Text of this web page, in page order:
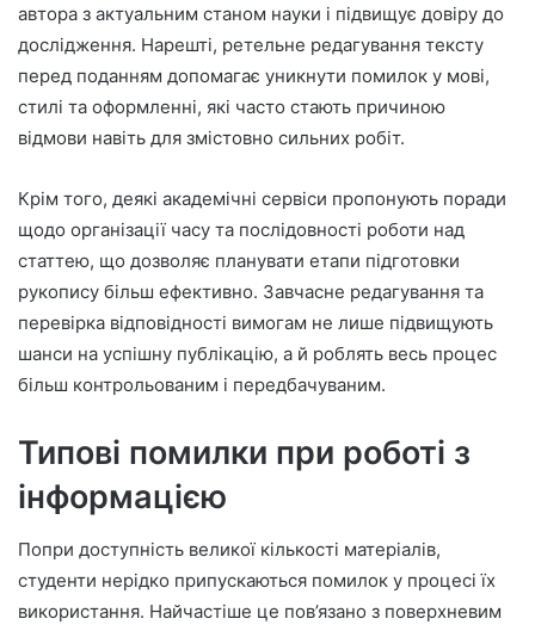
автора з актуальним станом науки і підвищує довіру до
дослідження. Нарешті, ретельне редагування тексту
перед поданням допомагає уникнути помилок у мові,
стилі та оформленні, які часто стають причиною
відмови навіть для змістовно сильних робіт.
Крім того, деякі академічні сервіси пропонують поради
щодо організації часу та послідовності роботи над
статтею, що дозволяє планувати етапи підготовки
рукопису більш ефективно. Завчасне редагування та
перевірка відповідності вимогам не лише підвищують
шанси на успішну публікацію, а й роблять весь процес
більш контрольованим і передбачуваним.
Типові помилки при роботі з
інформацією
Попри доступність великої кількості матеріалів,
студенти нерідко припускаються помилок у процесі їх
використання. Найчастіше це пов’язано з поверхневим